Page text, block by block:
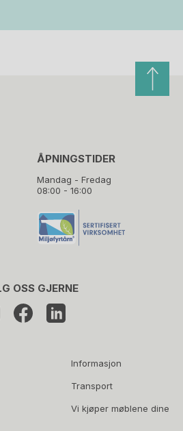
ÅPNINGSTIDER
Mandag - Fredag
08:00 - 16:00
Informasjon
Transport
Vi kjøper møblene dine
OSS GJERNE